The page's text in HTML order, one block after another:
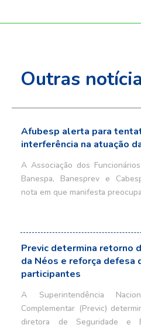
Outras
Afubesp alerta para
interferência na atuação
A Associação dos
Banespa, Banesprev e
nota em que manifesta
Previc determina retorno
da Néos e reforça defesa
participantes
A Superintendência
Complementar (Previc)
diretora de Seguridade e